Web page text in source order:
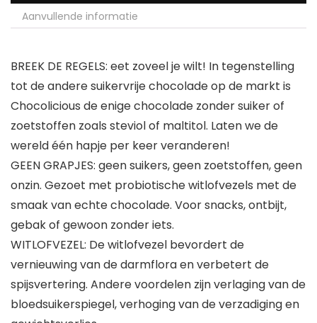
Aanvullende informatie
BREEK DE REGELS: eet zoveel je wilt! In tegenstelling
tot de andere suikervrije chocolade op de markt is
Chocolicious de enige chocolade zonder suiker of
zoetstoffen zoals steviol of maltitol. Laten we de
wereld één hapje per keer veranderen!
GEEN GRAPJES: geen suikers, geen zoetstoffen, geen
onzin. Gezoet met probiotische witlofvezels met de
smaak van echte chocolade. Voor snacks, ontbijt,
gebak of gewoon zonder iets.
WITLOFVEZEL: De witlofvezel bevordert de
vernieuwing van de darmflora en verbetert de
spijsvertering. Andere voordelen zijn verlaging van de
bloedsuikerspiegel, verhoging van de verzadiging en